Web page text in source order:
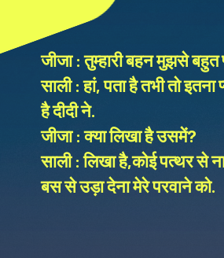
जीजा : तुम्हारी बहन मुझसे बहुत
साली : हां, पता है तभी तो
है दीदी ने.
जीजा : क्या लिखा है उसमें?
साली : लिखा है,कोई पत्थर से
बस से उड़ा देना मेरे परवाने को.